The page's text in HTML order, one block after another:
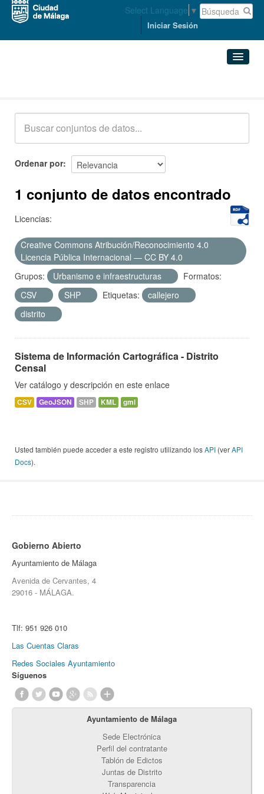
Select Language ▼
Iniciar Sesión
Acerca de
Ordenar por
1 conjunto de datos encontrado
Licencias:
Creative Commons Atribución/Reconocimiento 4.0
Licencia Pública Internacional — CC BY 4.0
Grupos:
Urbanismo e infraestructuras
Formatos:
CSV
SHP Etiquetas:
callejero
distrito
Sistema de Información Cartográfica - Distrito
Censal
Ver catálogo y descripción en este enlace
CSV GeoJSON SHP KML gml
Usted también puede acceder a este registro utilizando losAPI (verAPI
Docs).
Gobierno Abierto
Ayuntamiento de Málaga
Avenida de Cervantes, 4
29016 - MÁLAGA.
Tlf: 951 926 010
Las Cuentas Claras
Redes Sociales Ayuntamiento
Síguenos
Ayuntamiento de Málaga
Sede Electrónica
Perfil del contratante
Tablón de Edictos
Juntas de Distrito
Transparencia